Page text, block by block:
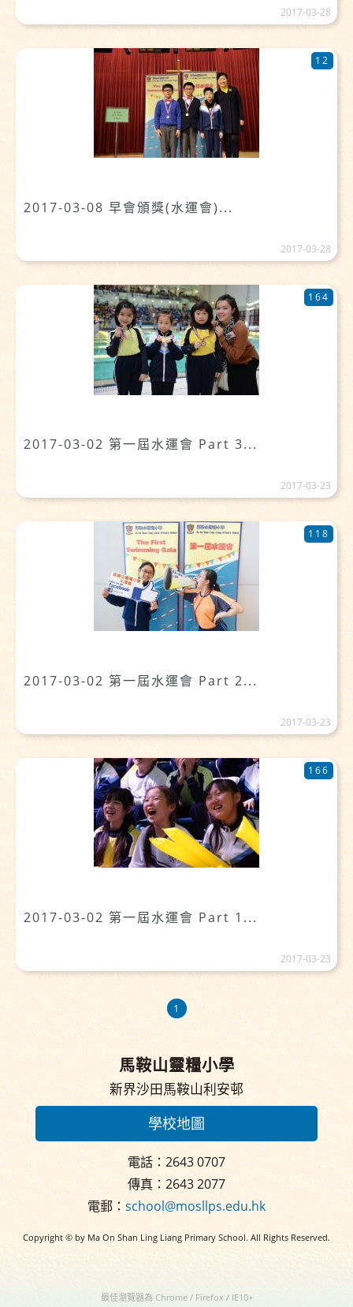
2017-03-28
2017-03-08 早會頒獎(水運會)...
12
2017-03-28
2017-03-02 第一屆水運會 Part 3...
164
2017-03-23
2017-03-02 第一屆水運會 Part 2...
118
2017-03-23
2017-03-02 第一屆水運會 Part 1...
166
2017-03-23
1
馬鞍山靈糧小學
新界沙田馬鞍山利安邨
學校地圖
電話：2643 0707
傳真：2643 2077
電郵： school@mosllps.edu.hk
Copyright © by Ma On Shan Ling Liang Primary School. All Rights Reserved.
最佳瀏覽器為 Chrome / Firefox / IE10+